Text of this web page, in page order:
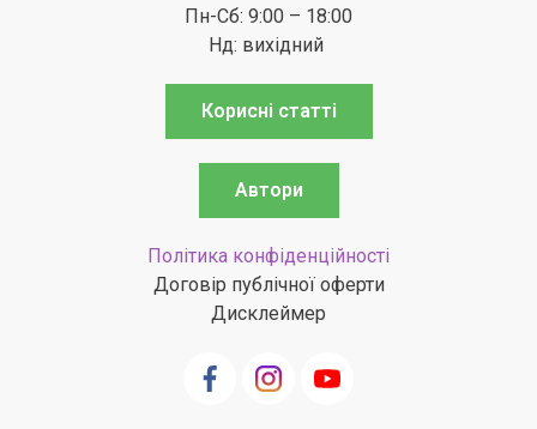
Пн-Сб: 9:00 – 18:00
Нд: вихідний
Корисні статті
Автори
Політика конфіденційності
Договір публічної оферти
Дисклеймер